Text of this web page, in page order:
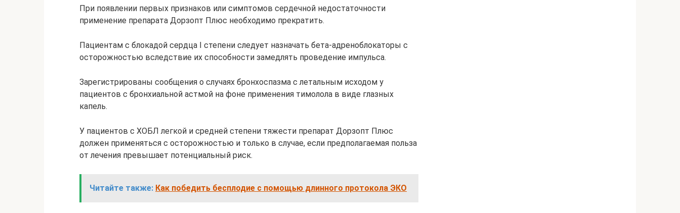
При появлении первых признаков или симптомов сердечной недостаточности
применение препарата Дорзопт Плюс необходимо прекратить.
Пациентам с блокадой сердца I степени следует назначать бета-адреноблокаторы с
осторожностью вследствие их способности замедлять проведение импульса.
Зарегистрированы сообщения о случаях бронхоспазма с летальным исходом у
пациентов с бронхиальной астмой на фоне применения тимолола в виде глазных
капель.
У пациентов с ХОБЛ легкой и средней степени тяжести препарат Дорзопт Плюс
должен применяться с осторожностью и только в случае, если предполагаемая польза
от лечения превышает потенциальный риск.
Читайте также: Как победить бесплодие с помощью длинного протокола ЭКО